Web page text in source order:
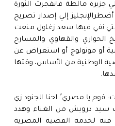
جزيرة مالطة فانفجرت الثورة
إلي إصدار تصريح
الفترة التي نفي فيها سعد زغلول منعت
الحواري والقهاوي والمسارح
أو مونولوج أو استعراض عن
الوطنية من الأساس، وقتها
حيث قدم سيد درويش أغنيات: قوم يا مصري٬ احنا الجنود زي
بلادي٬ ومنعت سيد درويش من الغناء وهدد
فنه لخدمة القضية المصرية